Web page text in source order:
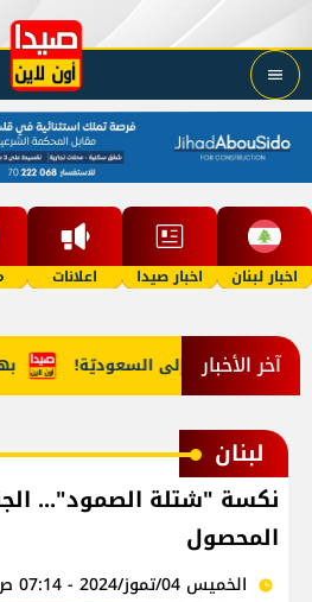
اخبار لبنان اخبار صيدا اعلانات
آخر الأخبار بهية من لبنان إلى السعوديّة!
لبنان
نكسة "شتلة الصمود"...
المحصول
الخميس 04/تموز/2024 - 07:14 ص